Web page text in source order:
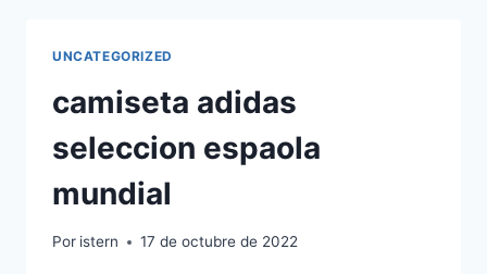
UNCATEGORIZED
camiseta adidas
seleccion espaola
mundial
Por istern 17 de octubre de 2022